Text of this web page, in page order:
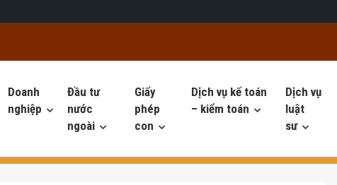
Doanh
nghiệp
Đầu tư
nước
ngoài
Giấy
phép
con
Dịch vụ kế toán
– kiểm toán
Dịch vụ
luật
sư